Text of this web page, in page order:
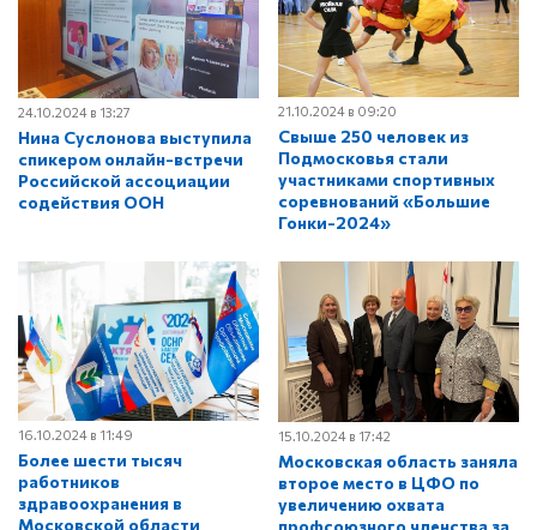
24.10.2024 в 13:27
Нина Суслонова выступила
спикером онлайн-встречи
Российской ассоциации
содействия ООН
21.10.2024 в 09:20
Свыше 250 человек из
Подмосковья стали
участниками спортивных
соревнований «Большие
Гонки-2024»
16.10.2024 в 11:49
Более шести тысяч
работников
здравоохранения в
Московской области
15.10.2024 в 17:42
Московская область заняла
второе место в ЦФО по
увеличению охвата
профсоюзного членства за